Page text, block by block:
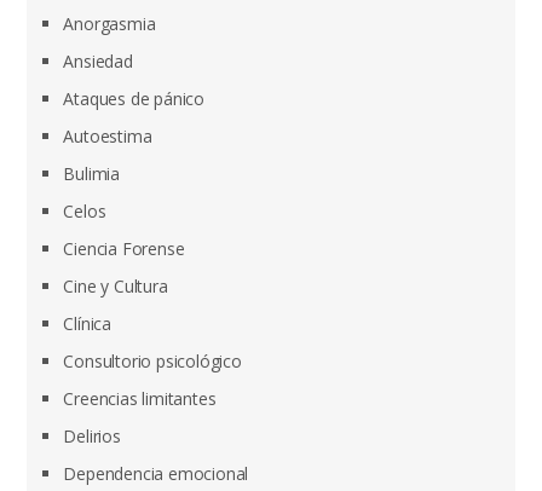
Anorgasmia
Ansiedad
Ataques de pánico
Autoestima
Bulimia
Celos
Ciencia Forense
Cine y Cultura
Clínica
Consultorio psicológico
Creencias limitantes
Delirios
Dependencia emocional